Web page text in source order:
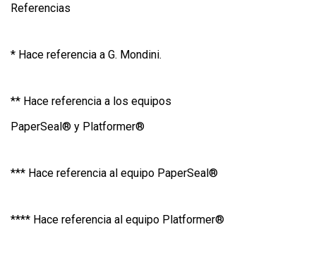
Referencias
* Hace referencia a G. Mondini.
** Hace referencia a los equipos
PaperSeal® y Platformer®
*** Hace referencia al equipo PaperSeal®
**** Hace referencia al equipo Platformer®